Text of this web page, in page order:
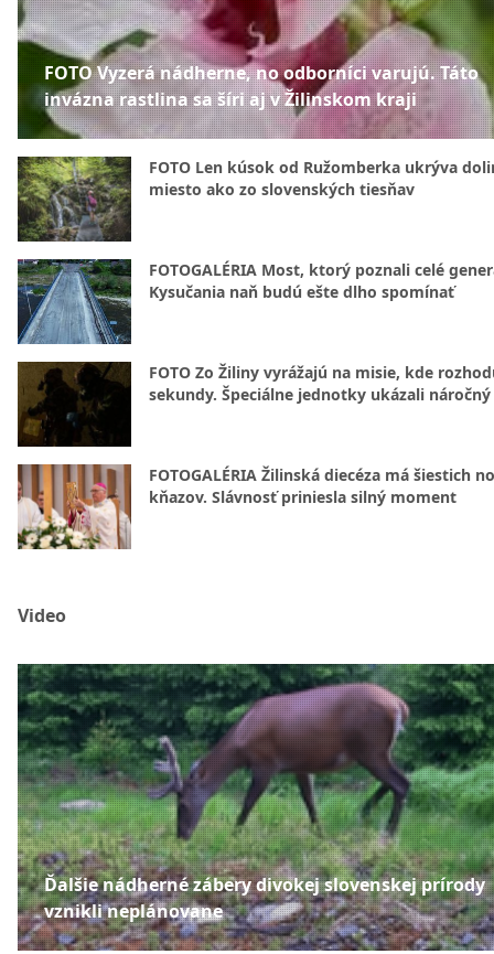
FOTO Vyzerá nádherne, no odborníci varujú. Táto
invázna rastlina sa šíri aj v Žilinskom kraji
FOTO Len kúsok od Ružomberka ukrýva
miesto ako zo slovenských tiesňav
FOTOGALÉRIA Most, ktorý poznali celé
Kysučania naň budú ešte dlho spomínať
FOTO Zo Žiliny vyrážajú na misie, kde
sekundy. Špeciálne jednotky ukázali
FOTOGALÉRIA Žilinská diecéza má šiestich
kňazov. Slávnosť priniesla silný moment
Video
Ďalšie nádherné zábery divokej slovenskej prírody
vznikli neplánovane